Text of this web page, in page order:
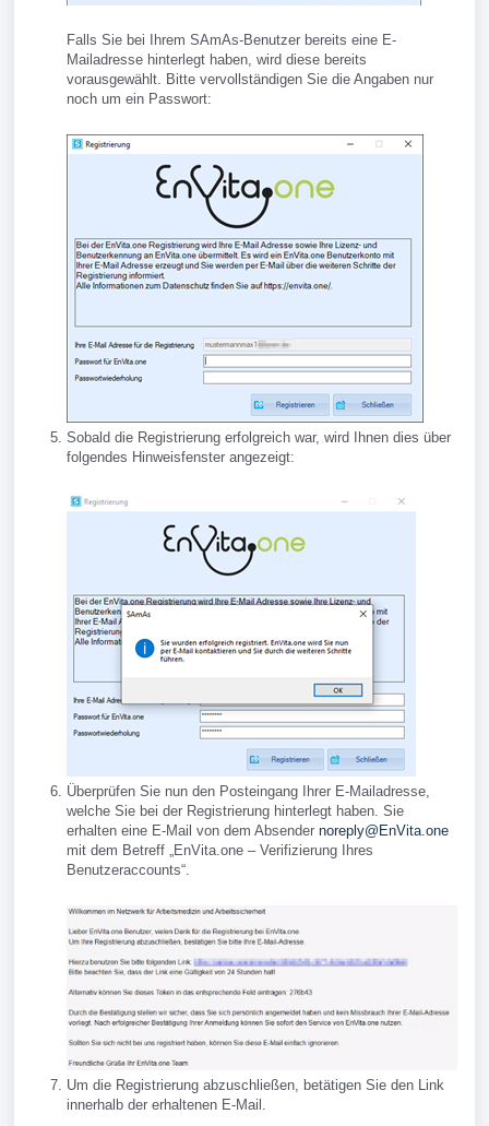
Falls Sie bei Ihrem SAmAs-Benutzer bereits eine E-
Mailadresse hinterlegt haben, wird diese bereits
vorausgewählt. Bitte vervollständigen Sie die Angaben nur
noch um ein Passwort:
Sobald die Registrierung erfolgreich war, wird Ihnen dies über
folgendes Hinweisfenster angezeigt:
Überprüfen Sie nun den Posteingang Ihrer E-Mailadresse,
welche Sie bei der Registrierung hinterlegt haben. Sie
erhalten eine E-Mail von dem Absender noreply@EnVita.one
mit dem Betreff „EnVita.one – Verifizierung Ihres
Benutzeraccounts“.
Um die Registrierung abzuschließen, betätigen Sie den Link
innerhalb der erhaltenen E-Mail.